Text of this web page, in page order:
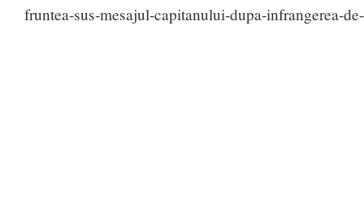
fruntea-sus-mesajul-capitanului-dupa-infrangerea-